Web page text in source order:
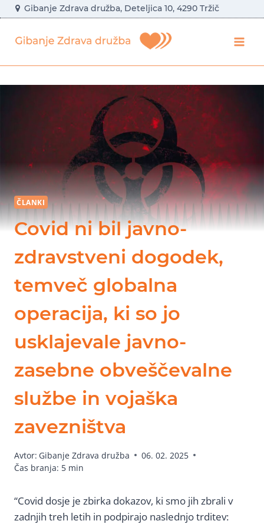
Skip
content
Gibanje Zdrava družba, Deteljica 10, 4290 Tržič
ČLANKI
Covid ni bil javno-
zdravstveni dogodek,
temveč globalna
operacija, ki so jo
usklajevale javno-
zasebne obveščevalne
službe in vojaška
zavezništva
Avtor: Gibanje Zdrava družba
06. 02. 2025
Čas branja: 5 min
“Covid dosje je zbirka dokazov, ki smo jih zbrali v
zadnjih treh letih in podpirajo naslednjo trditev: